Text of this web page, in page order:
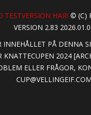
TESTVERSION HÄR! © (C)
VERSION 2.83
INNEHÅLLET PÅ DENNA
KNATTECUPEN 2024
ELLER FRÅGOR,
CUP@VELLINGEIF.COM